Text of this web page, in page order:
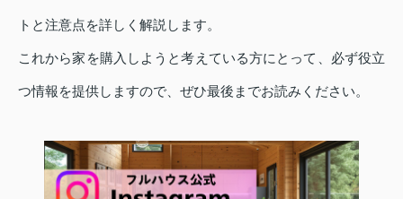
トと注意点を詳しく解説します。
これから家を購入しようと考えている方にとって、必ず役立
つ情報を提供しますので、ぜひ最後までお読みください。